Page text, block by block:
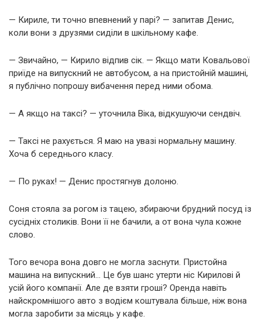
— Кириле, ти точно впевнений у парі? — запитав Денис,
коли вони з друзями сиділи в шкільному кафе.
— Звичайно, — Кирило відпив сік. — Якщо мати Ковальової
приїде на випускний не автобусом, а на пристойній машині,
я публічно попрошу вибачення перед ними обома.
— А якщо на таксі? — уточнила Віка, відкушуючи сендвіч.
— Таксі не рахується. Я маю на увазі нормальну машину.
Хоча б середнього класу.
— По руках! — Денис простягнув долоню.
Соня стояла за рогом із тацею, збираючи брудний посуд із
сусідніх столиків. Вони її не бачили, а от вона чула кожне
слово.
Того вечора вона довго не могла заснути. Пристойна
машина на випускний… Це був шанс утерти ніс Кирилові й
усій його компанії. Але де взяти гроші? Оренда навіть
найскромнішого авто з водієм коштувала більше, ніж вона
могла заробити за місяць у кафе.